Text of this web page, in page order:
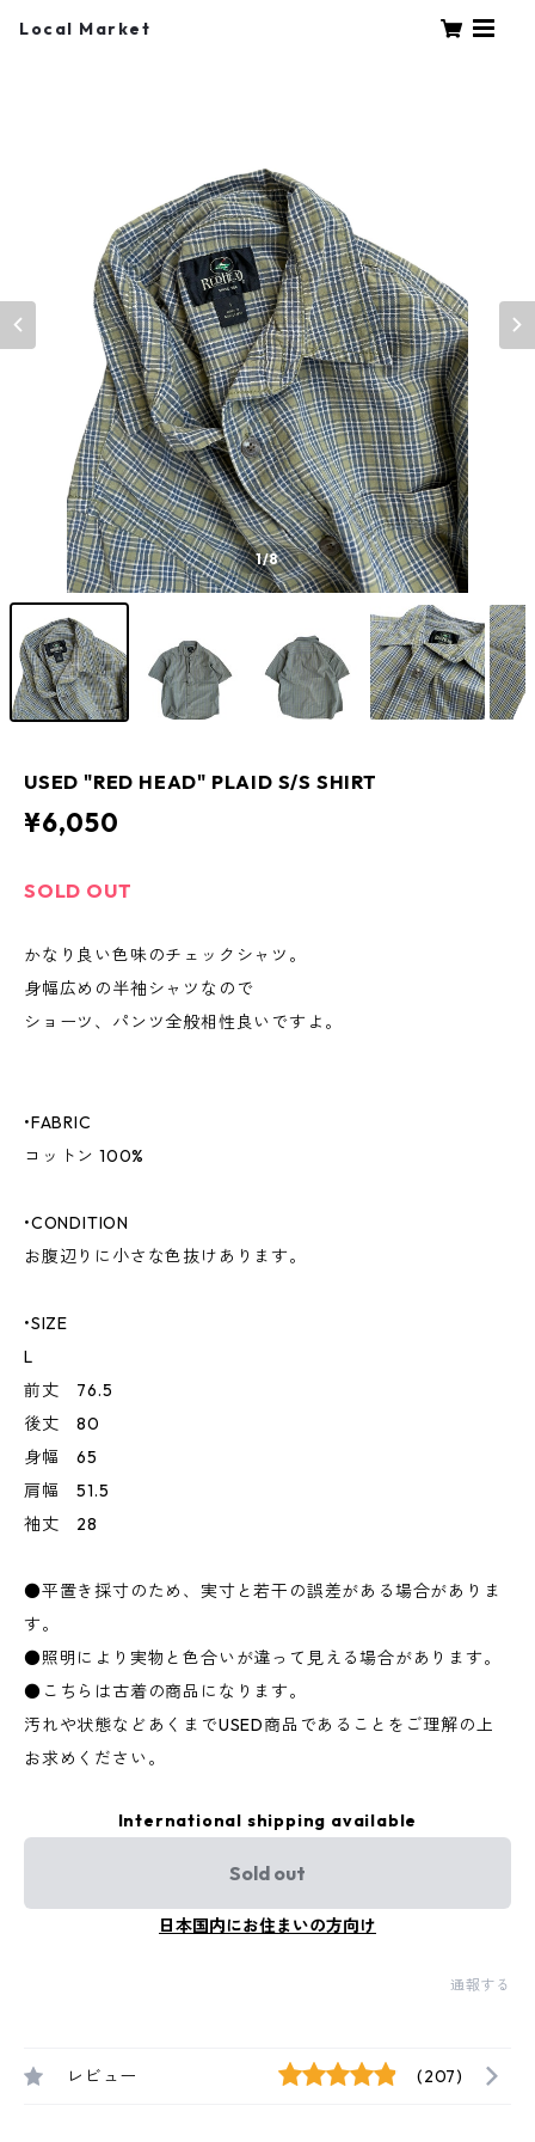
Local Market
1/8
USED "RED HEAD" PLAID S/S SHIRT
¥6,050
SOLD OUT
かなり良い色味のチェックシャツ。
身幅広めの半袖シャツなので
ショーツ、パンツ全般相性良いですよ。
•FABRIC
コットン 100%
•CONDITION
お腹辺りに小さな色抜けあります。
•SIZE
L
前丈 76.5
後丈 80
身幅 65
肩幅 51.5
袖丈 28
●平置き採寸のため、実寸と若干の誤差がある場合がありま
す。
●照明により実物と色合いが違って見える場合があります。
●こちらは古着の商品になります。
汚れや状態などあくまでUSED商品であることをご理解の上
お求めください。
International shipping available
Sold out
日本国内にお住まいの方向け
通報する
レビュー (207)